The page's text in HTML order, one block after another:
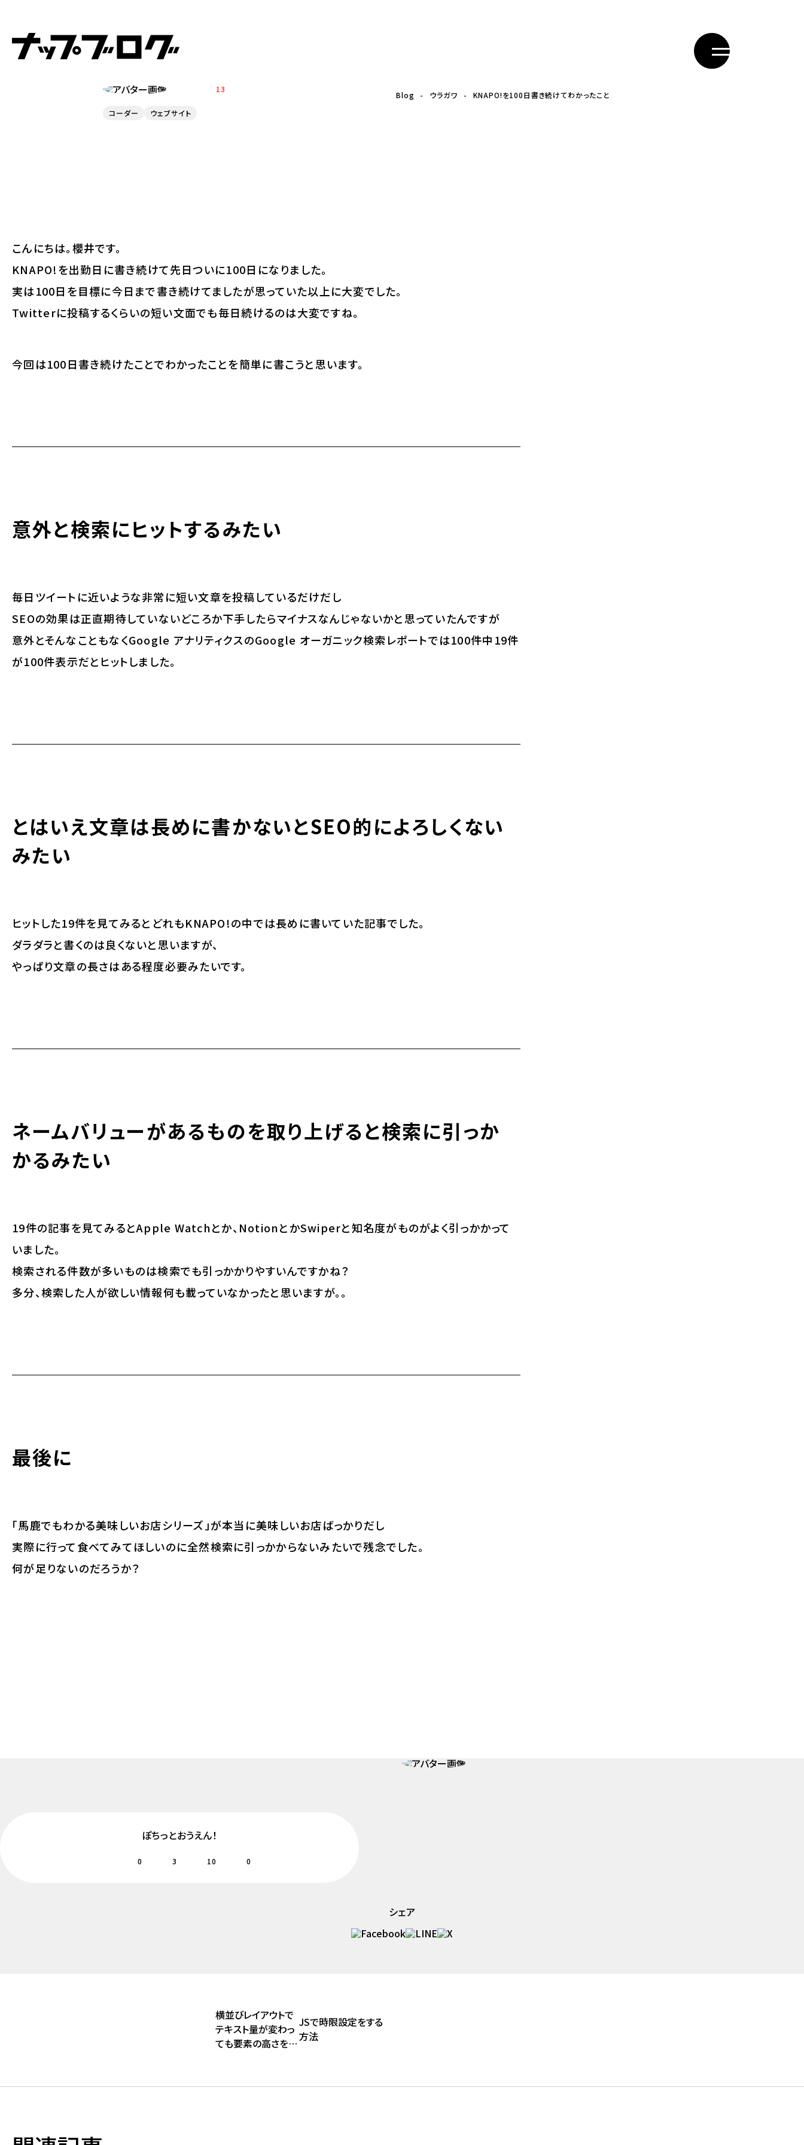
Blog ウラガワ KNAPO!を100日書き続けてわかったこと
KNAPO!を100日書き続けてわかったこと
13
コーダー ウェブサイト
こんにちは。櫻井です。
KNAPO!を出勤日に書き続けて先日ついに100日になりました。
実は100日を目標に今日まで書き続けてましたが思っていた以上に大変でした。
Twitterに投稿するくらいの短い文面でも毎日続けるのは大変ですね。
今回は100日書き続けたことでわかったことを簡単に書こうと思います。
意外と検索にヒットするみたい
毎日ツイートに近いような非常に短い文章を投稿しているだけだし
SEOの効果は正直期待していないどころか下手したらマイナスなんじゃないかと思っていたんですが
意外とそんなこともなくGoogle アナリティクスのGoogle オーガニック検索レポートでは100件中19件
が100件表示だとヒットしました。
とはいえ文章は長めに書かないとSEO的によろしくない
みたい
ヒットした19件を見てみるとどれもKNAPO!の中では長めに書いていた記事でした。
ダラダラと書くのは良くないと思いますが、
やっぱり文章の長さはある程度必要みたいです。
ネームバリューがあるものを取り上げると検索に引っか
かるみたい
19件の記事を見てみるとApple Watchとか、NotionとかSwiperと知名度がものがよく引っかかって
いました。
検索される件数が多いものは検索でも引っかかりやすいんですかね？
多分、検索した人が欲しい情報何も載っていなかったと思いますが。。
最後に
「馬鹿でもわかる美味しいお店シリーズ」が本当に美味しいお店ばっかりだし
実際に行って食べてみてほしいのに全然検索に引っかからないみたいで残念でした。
何が足りないのだろうか？
ぽちっとおうえん！
0 3 10 0
シェア
横並びレイアウトで
テキスト量が変わっ
ても要素の高さを揃
JSで時限設定をする
方法